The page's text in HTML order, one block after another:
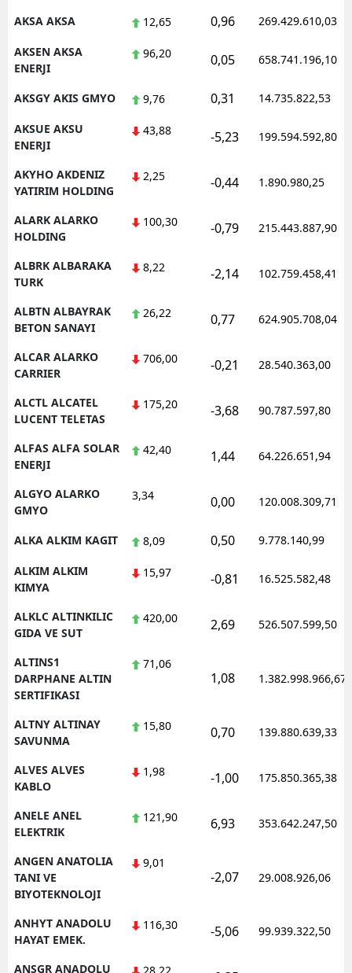
Tekirdağ
Tokat
Trabzon
Uşak
Zonguldak
Aksaray
Kırıkkale
Ardahan
Iğdır
Karabük
Düzce
AKSA AKSA 12,65 0,96 269.429.610,03
AKSEN AKSA
ENERJI
96,20 0,05 658.741.196,10
AKSGY AKIS GMYO 9,76 0,31 14.735.822,53
AKSUE AKSU
ENERJI
43,88 -5,23 199.594.592,80
AKYHO AKDENIZ
YATIRIM HOLDING
2,25 -0,44 1.890.980,25
ALARK ALARKO
HOLDING
100,30 -0,79 215.443.887,90
ALBRK ALBARAKA
TURK
8,22 -2,14 102.759.458,41
ALBTN ALBAYRAK
BETON SANAYI
26,22 0,77 624.905.708,04
ALCAR ALARKO
CARRIER
706,00 -0,21 28.540.363,00
ALCTL ALCATEL
LUCENT TELETAS
175,20 -3,68 90.787.597,80
ALFAS ALFA SOLAR
ENERJI
42,40 1,44 64.226.651,94
ALGYO ALARKO
GMYO
3,34 0,00 120.008.309,71
ALKA ALKIM KAGIT 8,09 0,50 9.778.140,99
ALKIM ALKIM
KIMYA
15,97 -0,81 16.525.582,48
ALKLC ALTINKILIC
GIDA VE SUT
420,00 2,69 526.507.599,50
ALTINS1
DARPHANE ALTIN
SERTIFIKASI
71,06
1,08 1.382.998.966,67
ALTNY ALTINAY
SAVUNMA
15,80 0,70 139.880.639,33
ALVES ALVES
KABLO
1,98 -1,00 175.850.365,38
ANELE ANEL
ELEKTRIK
121,90 6,93 353.642.247,50
ANGEN ANATOLIA
TANI VE
BIYOTEKNOLOJI
9,01
-2,07 29.008.926,06
ANHYT ANADOLU
HAYAT EMEK.
116,30 -5,06 99.939.322,50
ANSGR ANADOLU